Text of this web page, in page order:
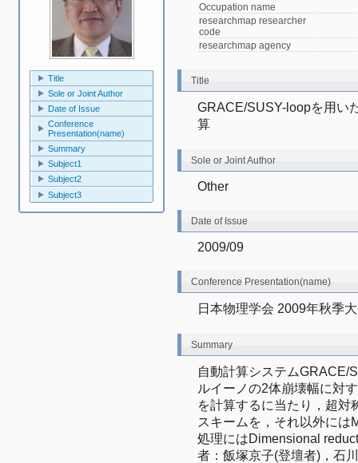
Title
Sole or Joint Author
Date of Issue
Conference
Presentation(name)
Summary
Subject1
Subject2
Subject3
Occupation name
researchmap researcher
code
researchmap agency
Title
GRACE/SUSY-loopを用い
算
Sole or Joint Author
Other
Date of Issue
2009/09
Conference Presentation(name)
日本物理学会 2009年秋季
Summary
自動計算システムGRACE/
ルイーノの2体崩壊幅に対
を計算するに当たり，超対
スキームを，それ以外には
処理にはDimensional
者：飯塚京子(登壇者)，石